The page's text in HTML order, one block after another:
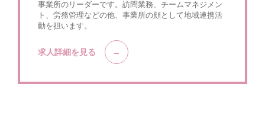
事業所のリーダーです。訪問業務、チームマネジメン
ト、労務管理などの他、事業所の顔として地域連携活
動を担います。
求人詳細を見る